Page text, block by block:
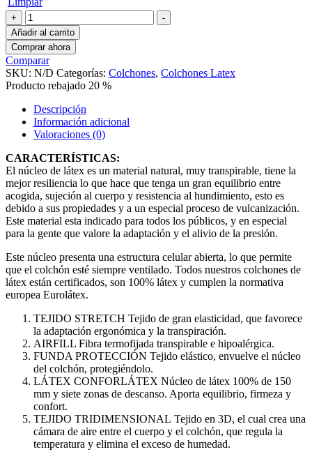
+
Colchón
BRISA
cantidad
-
Añadir al carrito
Comprar ahora
Comparar
SKU: N/D Categorías: Colchones, Colchones Latex
Producto rebajado 20 %
Descripción
Información adicional
Valoraciones (0)
CARACTERÍSTICAS:
El núcleo de látex es un material natural, muy transpirable, tiene la
mejor resiliencia lo que hace que tenga un gran equilibrio entre
acogida, sujeción al cuerpo y resistencia al hundimiento, esto es
debido a sus propiedades y a un especial proceso de vulcanización.
Este material esta indicado para todos los públicos, y en especial
para la gente que valore la adaptación y el alivio de la presión.
Este núcleo presenta una estructura celular abierta, lo que permite
que el colchón esté siempre ventilado. Todos nuestros colchones de
látex están certificados, son 100% látex y cumplen la normativa
europea Eurolátex.
TEJIDO STRETCH Tejido de gran elasticidad, que favorece
la adaptación ergonómica y la transpiración.
AIRFILL Fibra termofijada transpirable e hipoalérgica.
FUNDA PROTECCIÓN Tejido elástico, envuelve el núcleo
del colchón, protegiéndolo.
LÁTEX CONFORLÁTEX Núcleo de látex 100% de 150
mm y siete zonas de descanso. Aporta equilibrio, firmeza y
confort.
TEJIDO TRIDIMENSIONAL Tejido en 3D, el cual crea una
cámara de aire entre el cuerpo y el colchón, que regula la
temperatura y elimina el exceso de humedad.